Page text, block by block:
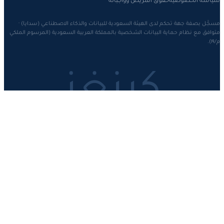
جهة تحكم لدى الهيئة السعودية للبيانات والذكاء الاصطناعي (سدايا) ·
مع نظام حماية البيانات الشخصية بالمملكة العربية السعودية (المرسوم الملكي
كينغز